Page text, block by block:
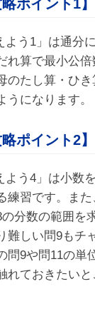
略ポイント1】
よう1」は通分
れ算で最小公
のたし算・ひ
うになります。
略ポイント2】
よう4」は小数
練習です。ま
分数の範囲を
難しい問9もチ
問9や問11の単
れておきたい